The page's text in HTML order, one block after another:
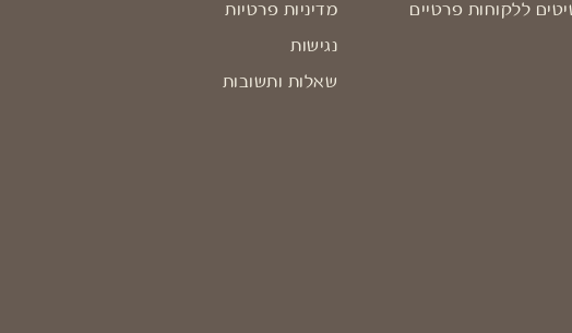
ללקוחות פרטיים
מדיניות פרטיות
נגישות
שאלות ותשובות